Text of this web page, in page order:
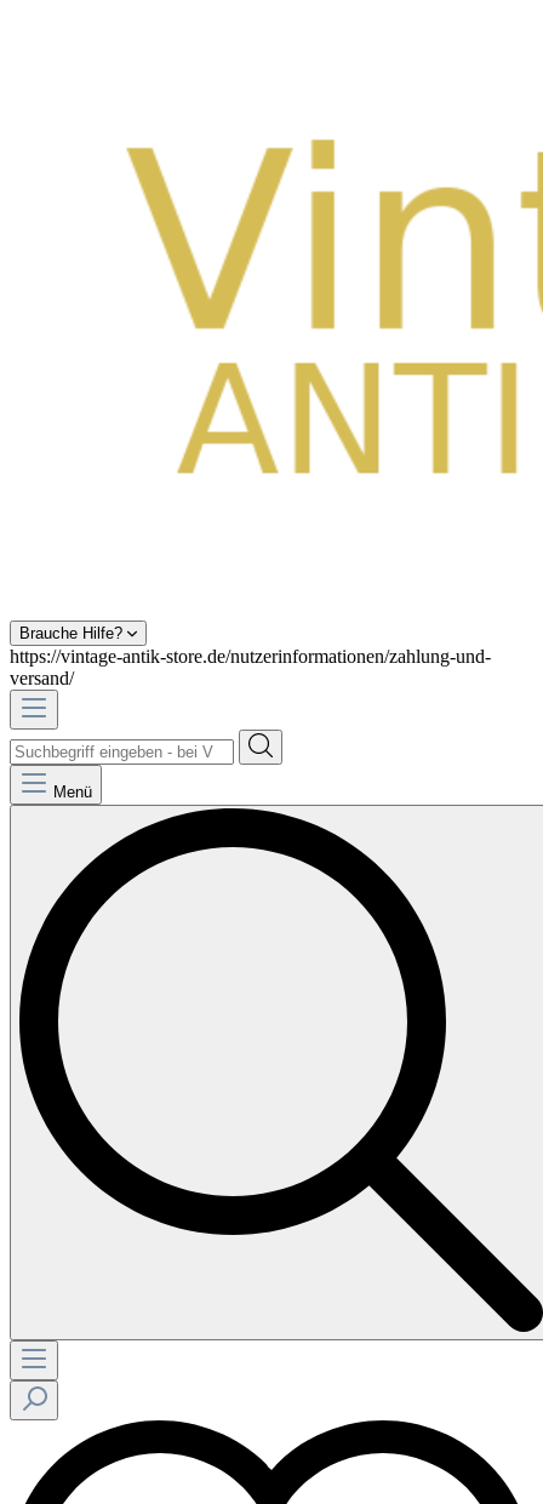
Brauche Hilfe?
https://vintage-antik-store.de/nutzerinformationen/zahlung-und-
versand/
Menü